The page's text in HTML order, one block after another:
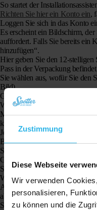
Zustimmung
Diese Webseite
Wir verwenden
personalisieren,
zu können und die
So startet der
Richten Sie hier ein Konto ein,
Loggen Sie sich in das Konto
Es erscheint ein Bildschirm,
auffordert. Falls Sie bereits ein
hinzufügen“.
Hier geben Sie den 12-
Pass in der Verpackung
Sie wählen aus, wofür Sie den
Bild).
Geben Sie den Namen des
Wählen Sie eine Farbe, die Sie
Möchten Sie auch ein Foto
klicken Sie auf „Fertig“.
Jetzt wird der Spotter getestet
Bildschirm:
Sorgen Sie dafür, dass der
Gehen Sie nach draußen, um
Schalten Sie den Spotter ein.
Warten Sie auf die erste
Alle Funktionen werden jetzt
abgeschlossen ist, können Sie
Spotter jetzt in Gebrauch